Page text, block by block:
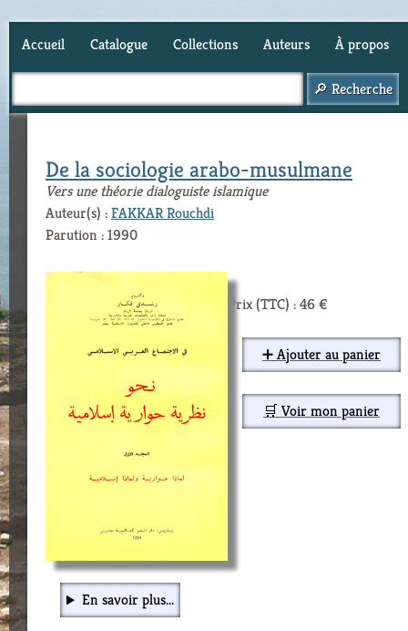
Accueil Catalogue Collections Auteurs À propos
De la sociologie arabo-musulmane
Vers une théorie dialoguiste islamique
Auteur(s) :FAKKAR Rouchdi
Parution : 1990
Prix (TTC) : 46 €
➕ Ajouter au panier
🛒 Voir mon panier
En savoir plus...